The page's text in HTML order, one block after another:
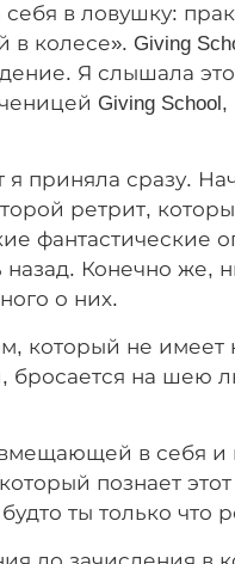
себя в ловушку:
в колесе». Giving
Я слышала
Giving School,
я приняла сразу.
ретрит,
фантастические
Конечно же,
о них.
который не имеет
бросается на шею
в себя и
познает
ты только что